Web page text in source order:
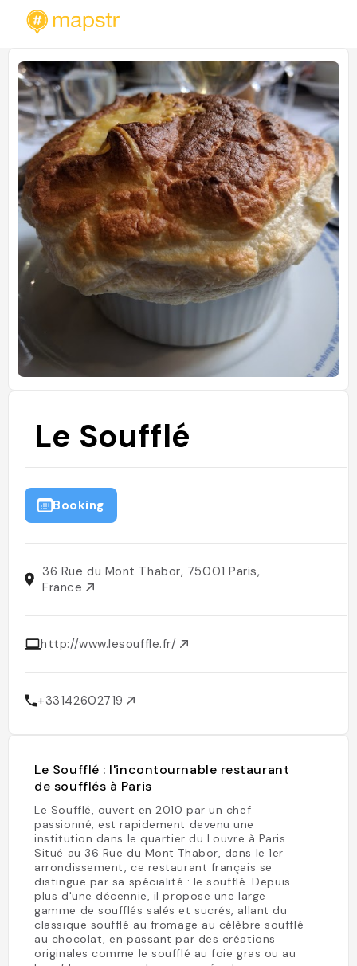
Le Soufflé
Booking
36 Rue du Mont Thabor, 75001 Paris,
France
http://www.lesouffle.fr/
+33142602719
Le Soufflé : l'incontournable restaurant
de soufflés à Paris
Le Soufflé, ouvert en 2010 par un chef
passionné, est rapidement devenu une
institution dans le quartier du Louvre à Paris.
Situé au 36 Rue du Mont Thabor, dans le 1er
arrondissement, ce restaurant français se
distingue par sa spécialité : le soufflé. Depuis
plus d'une décennie, il propose une large
gamme de soufflés salés et sucrés, allant du
classique soufflé au fromage au célèbre soufflé
au chocolat, en passant par des créations
originales comme le soufflé au foie gras ou au